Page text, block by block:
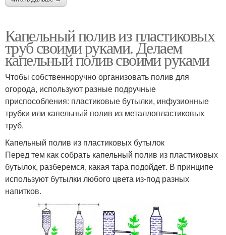
Капельный полив из пластиковых
труб своими руками. Делаем
капельный полив своими руками
Чтобы собственноручно организовать полив для
огорода, используют разные подручные
приспособления: пластиковые бутылки, инфузионные
трубки или капельный полив из металлопластиковых
труб.
Капельный полив из пластиковых бутылок
Перед тем как собрать капельный полив из пластиковых
бутылок, разберемся, какая тара подойдет. В принципе
используют бутылки любого цвета из-под разных
напитков.